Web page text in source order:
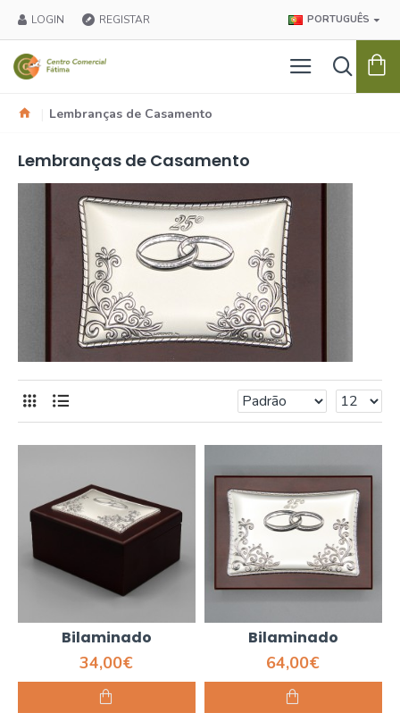
LOGIN REGISTAR PORTUGUÊS
Lembranças de Casamento
Lembranças de Casamento
Bilaminado
34,00€
Bilaminado
64,00€